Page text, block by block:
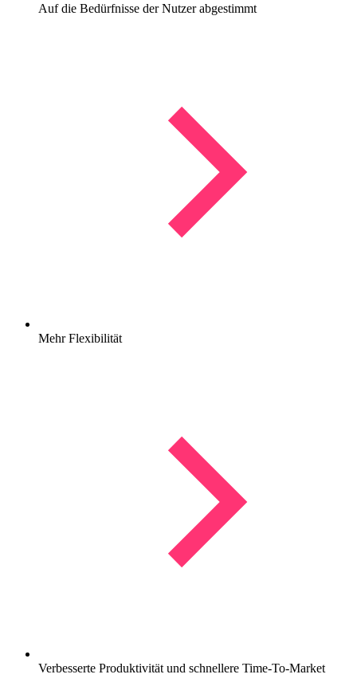
Auf die Bedürfnisse der Nutzer abgestimmt
Mehr Flexibilität
Verbesserte Produktivität und schnellere Time-To-Market